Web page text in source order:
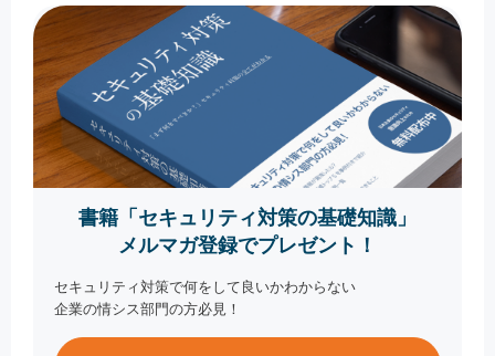
書籍「セキュリティ対策の基礎知識」
メルマガ登録でプレゼント！
セキュリティ対策で何をして良いかわからない
企業の情シス部門の方必見！